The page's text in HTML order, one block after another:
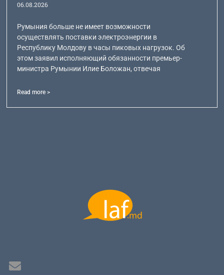
06.08.2026
Румыния больше не имеет возможности
осуществлять поставки электроэнергии в
Республику Молдову в часы пиковых нагрузок. Об
этом заявил исполняющий обязанности премьер-
министра Румынии Илие Боложан, отвечая
Read more >